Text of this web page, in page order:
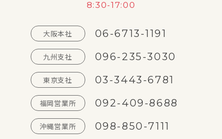
8:30-17:00
大阪本社 06-6713-1191
九州支社 096-235-3030
東京支社 03-3443-6781
福岡営業所 092-409-8688
沖縄営業所 098-850-7111